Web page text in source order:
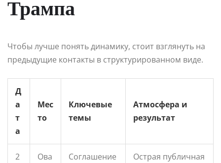
Трампа
Чтобы лучше понять динамику, стоит взглянуть на
предыдущие контакты в структурированном виде.
Д
а
т
а
Мес
то
Ключевые
темы
Атмосфера и
результат
2 Ова Соглашение Острая публичная